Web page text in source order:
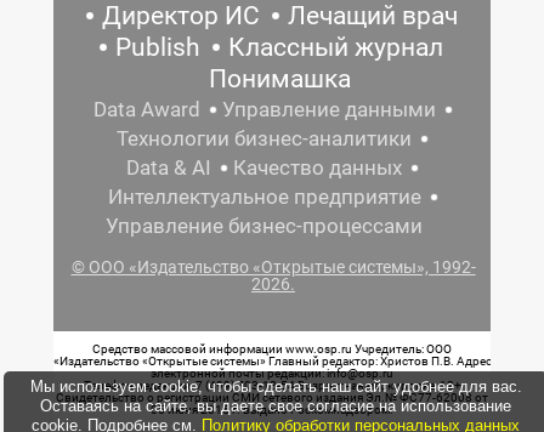
Директор ИС
Лечащий врач
Publish
Классный журнал
Понимашка
Data Award
Управление данными
Технологии бизнес-аналитики
Data & AI
Качество данных
Интеллектуальное предприятие
Управление бизнес-процессами
© ООО «Издательство «Открытые системы», 1992-
2026.
Средство массовой информации www.osp.ru Учредитель: ООО
«Издательство «Открытые системы» Главный редактор: Христов П.В. Адрес
электронной почты редакции: info@osp.ru
Телефон редакции: 7 (499) 703-18-54 Возрастная маркировка: 12+
Свидетельство о регистрации СМИ сетевого издания Эл.№ ФС77-62008 от
05 июня 2015 г. выдано Роскомнадзором.
Мы используем cookie, чтобы сделать наш сайт удобнее для вас.
Оставаясь на сайте, вы даете свое согласие на использование
cookie. Подробнее см. Политику обработки персональных данных